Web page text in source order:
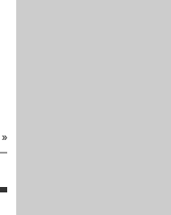
»